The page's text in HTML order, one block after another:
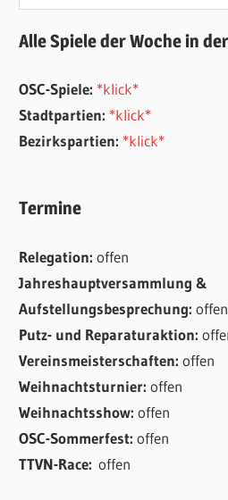
Alle Spiele der Woche in
OSC-Spiele: *klick*
Stadtpartien: *klick*
Bezirkspartien: *klick*
Termine
Relegation:offen
Jahreshauptversammlung &
Aufstellungsbesprechung:offen
Putz- und Reparaturaktion:
Vereinsmeisterschaften:offen
Weihnachtsturnier:offen
Weihnachtsshow:offen
OSC-Sommerfest:offen
TTVN-Race:offen